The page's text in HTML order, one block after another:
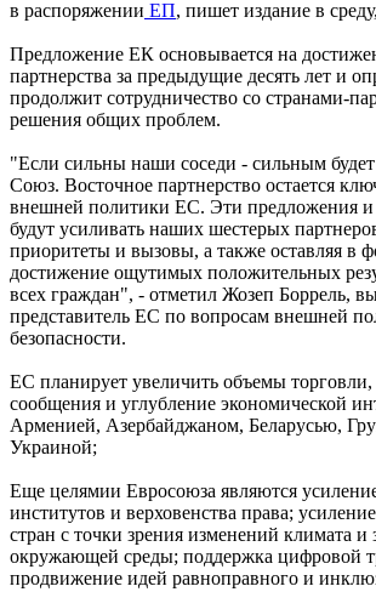
в распоряжении ЕП, пишет издание в
Предложение ЕК основывается на
партнерства за предыдущие десять лет и
продолжит сотрудничество со странами-
решения общих проблем.
"Если сильны наши соседи - сильным
Союз. Восточное партнерство остается
внешней политики ЕС. Эти предложения
будут усиливать наших шестерых
приоритеты и вызовы, а также оставляя в
достижение ощутимых положительных
всех граждан", - отметил Жозеп Боррель,
представитель ЕС по вопросам внешней
безопасности.
ЕС планирует увеличить объемы торговли,
сообщения и углубление экономической
Арменией, Азербайджаном, Беларусью,
Украиной;
Еще целямии Евросоюза являются
институтов и верховенства права;
стран с точки зрения изменений климата
окружающей среды; поддержка цифровой
продвижение идей равноправного и